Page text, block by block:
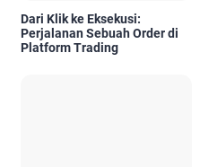
Dari Klik ke Eksekusi:
Perjalanan Sebuah Order di
Platform Trading